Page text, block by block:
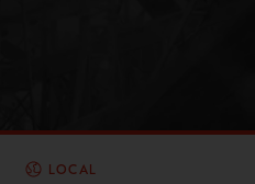
LOCAL